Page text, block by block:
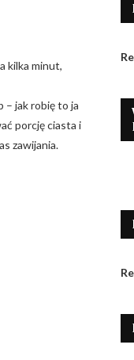
kilka minut,
– jak robię to ja
porcję ciasta i
zawijania.